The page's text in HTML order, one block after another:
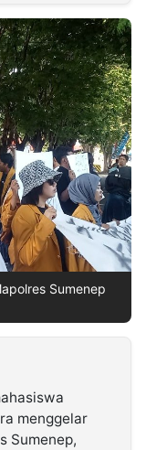
Sumenep
menggelar
Sumenep,